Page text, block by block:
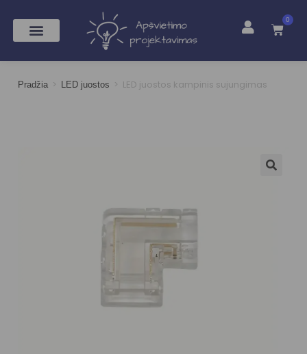
0
Pradžia > LED juostos > LED juostos kampinis sujungimas